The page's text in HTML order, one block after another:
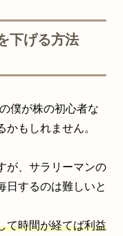
下げる方法
僕が株の初心者な
もしれません。
が、サラリーマンの
日するのは難しいと
て時間が経てば利益